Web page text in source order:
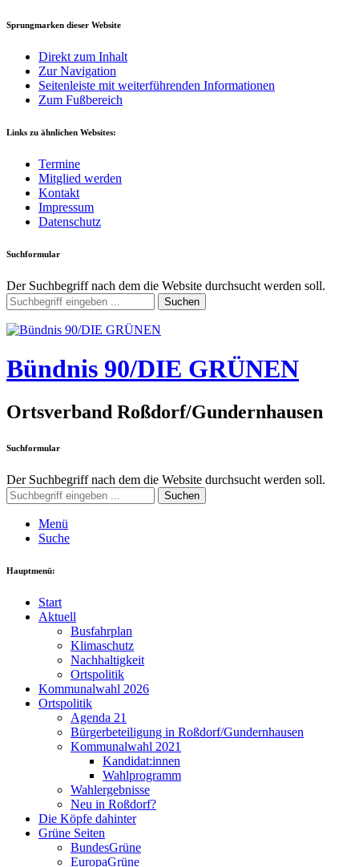
Sprungmarken dieser Website
Direkt zum Inhalt
Zur Navigation
Seitenleiste mit weiterführenden Informationen
Zum Fußbereich
Links zu ähnlichen Websites:
Termine
Mitglied werden
Kontakt
Impressum
Datenschutz
Suchformular
Der Suchbegriff nach dem die Website durchsucht werden soll.
Suchen
Bündnis 90/DIE GRÜNEN
Ortsverband Roßdorf/Gundernhausen
Suchformular
Der Suchbegriff nach dem die Website durchsucht werden soll.
Suchen
Menü
Suche
Hauptmenü:
Start
Aktuell
Busfahrplan
Klimaschutz
Nachhaltigkeit
Ortspolitik
Kommunalwahl 2026
Ortspolitik
Agenda 21
Bürgerbeteiligung in Roßdorf/Gundernhausen
Kommunalwahl 2021
Kandidat:innen
Wahlprogramm
Wahlergebnisse
Neu in Roßdorf?
Die Köpfe dahinter
Grüne Seiten
BundesGrüne
EuropaGrüne